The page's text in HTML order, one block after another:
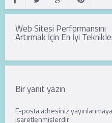
Yazı
gezinmesi
Web Sitesi Performansını
Artırmak İçin En İyi
Bir yanıt yazın
E-posta adresiniz
işaretlenmişlerdir